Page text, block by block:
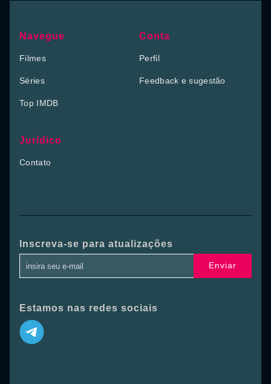
Navegue
Filmes
Séries
Top IMDB
Conta
Perfil
Feedback e sugestão
Jurídico
Contato
Inscreva-se para atualizações
Enviar
Estamos nas redes sociais